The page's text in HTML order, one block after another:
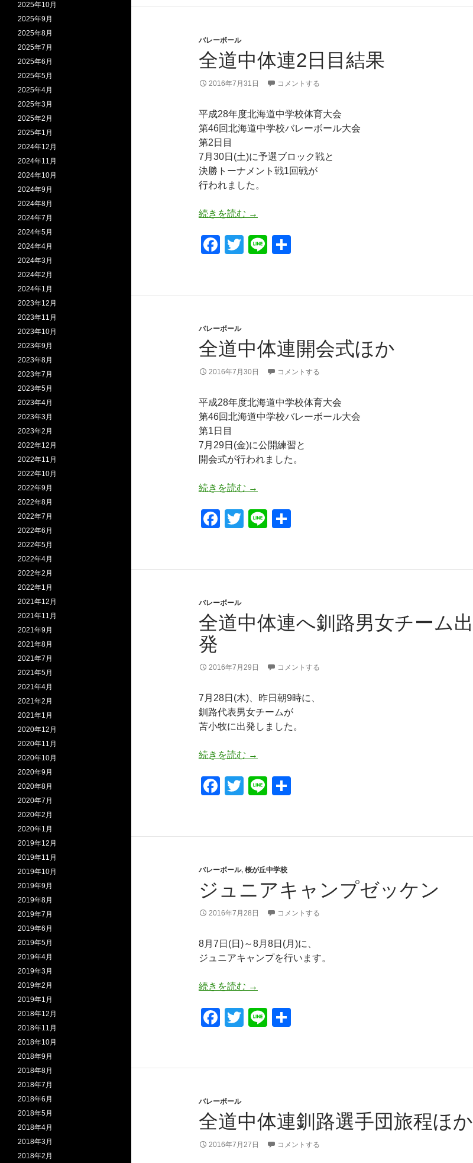
e
b
o
o
k
er
バレーボール
全道中体連2日目結果
2016年7月31日 コメントする
平成28年度北海道中学校体育大会
第46回北海道中学校バレーボール大会
第2日目
7月30日(土)に予選ブロック戦と
決勝トーナメント戦1回戦が
行われました。
続きを読む 全道中体連2日目結果
→
F
e
b
o
o
k
T
er
Li
バレーボール
全道中体連開会式ほか
2016年7月30日 コメントする
平成28年度北海道中学校体育大会
第46回北海道中学校バレーボール大会
第1日目
7月29日(金)に公開練習と
開会式が行われました。
続きを読む 全道中体連開会式ほか
→
F
e
b
o
o
T
er
Li
バレーボール
全道中体連へ釧路男女チーム出
発
2016年7月29日 コメントする
7月28日(木)、昨日朝9時に、
釧路代表男女チームが
苫小牧に出発しました。
続きを読む 全道中体連へ釧路男女チーム出発
→
F
e
b
o
o
k
T
er
Li
バレーボール, 桜が丘中学校
ジュニアキャンプゼッケン
2016年7月28日 コメントする
8月7日(日)～8月8日(月)に、
ジュニアキャンプを行います。
続きを読む ジュニアキャンプゼッケン
→
F
e
b
o
o
k
T
er
Li
バレーボール
全道中体連釧路選手団旅程ほか
2016年7月27日 コメントする
2025年10月
2025年9月
2025年8月
2025年7月
2025年6月
2025年5月
2025年4月
2025年3月
2025年2月
2025年1月
2024年12月
2024年11月
2024年10月
2024年9月
2024年8月
2024年7月
2024年5月
2024年4月
2024年3月
2024年2月
2024年1月
2023年12月
2023年11月
2023年10月
2023年9月
2023年8月
2023年7月
2023年5月
2023年4月
2023年3月
2023年2月
2022年12月
2022年11月
2022年10月
2022年9月
2022年8月
2022年7月
2022年6月
2022年5月
2022年4月
2022年2月
2022年1月
2021年12月
2021年11月
2021年9月
2021年8月
2021年7月
2021年5月
2021年4月
2021年2月
2021年1月
2020年12月
2020年11月
2020年10月
2020年9月
2020年8月
2020年7月
2020年2月
2020年1月
2019年12月
2019年11月
2019年10月
2019年9月
2019年8月
2019年7月
2019年6月
2019年5月
2019年4月
2019年3月
2019年2月
2019年1月
2018年12月
2018年11月
2018年10月
2018年9月
2018年8月
2018年7月
2018年6月
2018年5月
2018年4月
2018年3月
2018年2月